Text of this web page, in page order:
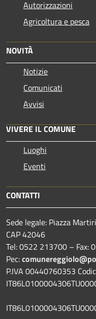
Autorizzazioni
Agricoltura e pesca
NOVITÀ
Notizie
Comunicati
Avvisi
VIVERE IL COMUNE
Luoghi
Eventi
CONTATTI
Sede legale: Piazza
CAP 42046
Tel: 0522 213700 – Fax:
Pec:
P.IVA 00440760353